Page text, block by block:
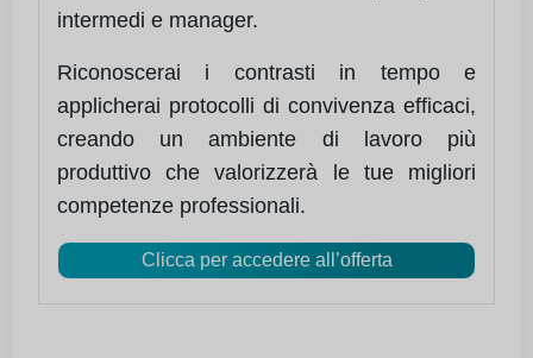
intermedi e manager.
Riconoscerai i contrasti in tempo e
applicherai protocolli di convivenza efficaci,
creando un ambiente di lavoro più
produttivo che valorizzerà le tue migliori
competenze professionali.
Clicca per accedere all’offerta